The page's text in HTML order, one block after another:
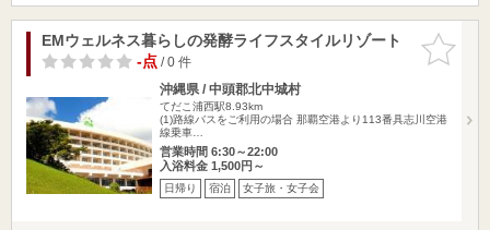
お気に入
りに追加
EMウェルネス暮らしの発酵ライフスタイルリゾート
-点/ 0 件
沖縄県 / 中頭郡北中城村
てだこ浦西駅8.93km
(1)路線バスをご利用の場合 那覇空港より113番具志川空港
線乗車…
営業時間 6:30～22:00
入浴料金 1,500円～
日帰り 宿泊 女子旅・女子会